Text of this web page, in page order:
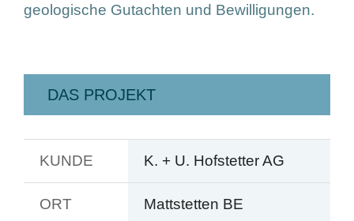
geologische Gutachten und Bewilligungen.
DAS PROJEKT
KUNDE K. + U. Hofstetter AG
ORT Mattstetten BE